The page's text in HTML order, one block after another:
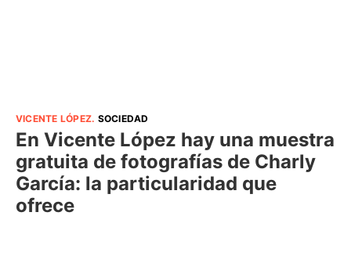
VICENTE LÓPEZ. SOCIEDAD
En Vicente López hay una muestra
gratuita de fotografías de Charly
García: la particularidad que
ofrece